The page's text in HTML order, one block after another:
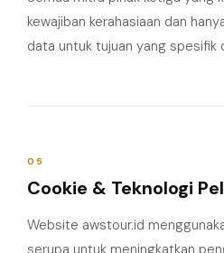
kewajiban kerahasiaan dan
data untuk tujuan yang spesifik
05
Cookie & Teknologi
Website awstour.id
serupa untuk meningkatkan